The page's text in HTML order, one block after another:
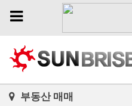
Toggle
부동산 매매